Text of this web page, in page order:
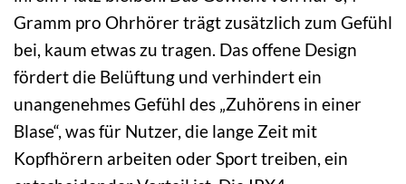
Gramm pro Ohrhörer trägt zusätzlich zum Gefühl
bei, kaum etwas zu tragen. Das offene Design
fördert die Belüftung und verhindert ein
unangenehmes Gefühl des „Zuhörens in einer
Blase“, was für Nutzer, die lange Zeit mit
Kopfhörern arbeiten oder Sport treiben, ein